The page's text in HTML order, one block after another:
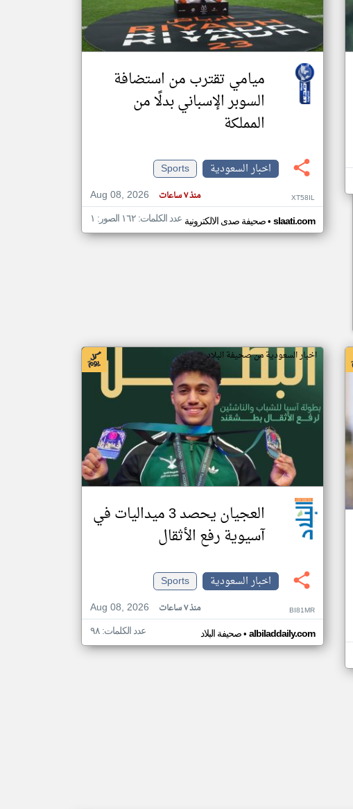
تغيير الدولة
مصادر الأخبار من السعودية
اخبار السعودية على مدار الساعة
أهم اخبار السعودية العاجلة والمباشرة
ميامي تقترب من استضافة
السوبر الإسباني بدلًا من
المملكة
اخبار السعودية
Sports
Aug 08, 2026
منذ ٧ ساعات XT58IL
صحيفة صدى الالكترونية• slaati.com عدد الكلمات: ١٦٢ الصور: ١
اخبار السعودية من صحيفة البلاد
العجيان يحصد 3 ميداليات في
آسيوية رفع الأثقال
اخبار السعودية
Sports
Aug 08, 2026
منذ ٧ ساعات BI81MR
صحيفة البلاد• albiladdaily.com عدد الكلمات: ٩٨
klyoum.com